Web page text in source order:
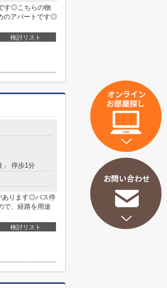
す◎こちらの物
のアパートです◎
検討リスト
」 停歩1分
あります◎バス停
で、経路を用途
検討リスト